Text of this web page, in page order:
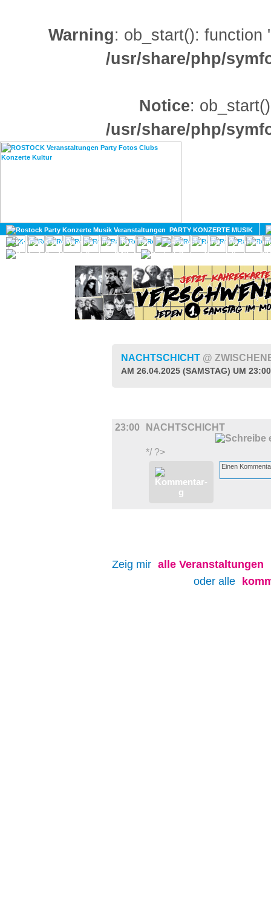
Warning: ob_start(): function
/usr/share/php/
Notice:
/usr/share/php/
PARTY KONZERTE MUSIK
KULTUR
GAY
NACHTSCHICHT @
AM 26.04.2025 (SAMSTAG) UM
23:00 NACHTSCHICHT
*/ ?>
Zeig mir alle Veranstaltungen
oder alle